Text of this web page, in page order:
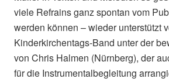
viele Refrains ganz spontan vom
werden können – wieder unterstützt
Kinderkirchentags-Band unter der
von Chris Halmen (Nürnberg), der
für die Instrumentalbegleitung